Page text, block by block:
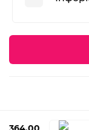
Угода
Повернення
Карта сайту